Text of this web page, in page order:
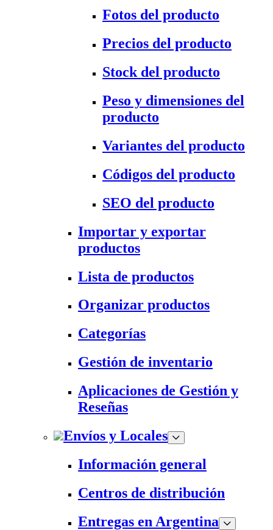
Fotos del producto
Precios del producto
Stock del producto
Peso y dimensiones del
producto
Variantes del producto
Códigos del producto
SEO del producto
Importar y exportar
productos
Lista de productos
Organizar productos
Categorías
Gestión de inventario
Aplicaciones de Gestión y
Reseñas
Envíos y Locales
Información general
Centros de distribución
Entregas en Argentina